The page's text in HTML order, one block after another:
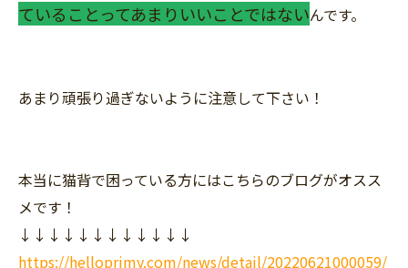
ていることってあまりいいことではないんです。
あまり頑張り過ぎないように注意して下さい！
本当に猫背で困っている方にはこちらのブログがオスス
メです！
↓↓↓↓↓↓↓↓↓↓↓↓
https://helloprimy.com/news/detail/20220621000059/